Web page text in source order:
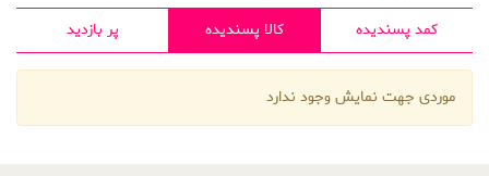
کمد پسندیده
کالا پسندیده پر بازدید
موردی جهت نمایش وجود ندارد